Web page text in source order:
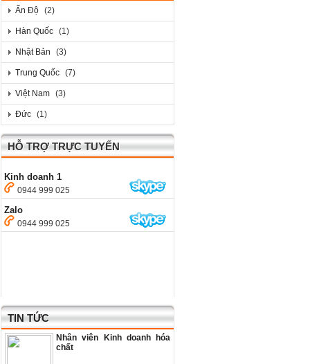
Ấn Độ (2)
Hàn Quốc (1)
Nhật Bản (3)
Trung Quốc (7)
Việt Nam (3)
Đức (1)
HỖ TRỢ TRỰC TUYẾN
Kinh doanh 1
0944 999 025
Zalo
0944 999 025
TIN TỨC
Nhân viên Kinh doanh hóa
chất